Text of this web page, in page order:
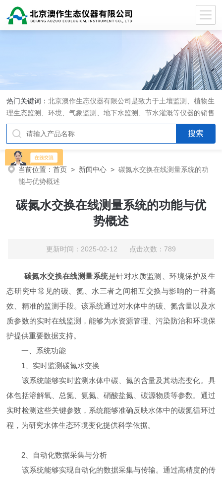
热门关键词：北京澳作生态仪器有限公司是致力于土壤监测、植物生
理生态监测、环境、气象监测、地下水监测、节水灌溉等仪器的销售
和系统集成的专业公司
当前位置：首页 > 新闻中心 >碳氮水交换在线测量系统的功
能与优势概述
碳氮水交换在线测量系统的功能与优
势概述
更新时间：2025-02-12 点击次数：789
碳氮水交换在线测量系统是针对水质监测、环境保护及生
态研究中常见的碳、氮、水三者之间相互交换与影响的一种高
效、精准的监测手段。该系统通过对水体中的碳、氮含量以及水
质参数的实时在线监测，能够为水资源管理、污染防治和环境保
护提供重要数据支持。
一、系统功能
1、实时监测碳氮水交换
该系统能够实时监测水体中碳、氮的含量及其动态变化。具
体包括溶解氧、总氮、氨氮、硝酸盐氮、碳源物质等参数。通过
实时检测这些关键参数，系统能够准确反映水体中的碳氮循环过
程，为研究水体生态环境变化提供科学依据。
2、自动化数据采集与分析
该系统能够实现自动化的数据采集与传输。通过高精度的传